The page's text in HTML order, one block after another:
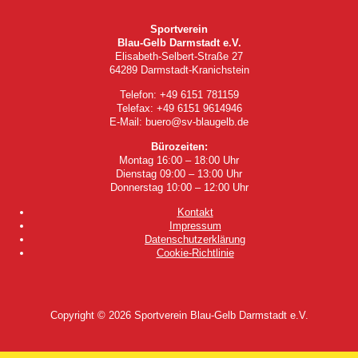
Sportverein
Blau-Gelb Darmstadt e.V.
Elisabeth-Selbert-Straße 27
64289 Darmstadt-Kranichstein
Telefon: +49 6151 781159
Telefax: +49 6151 9614946
E-Mail: buero@sv-blaugelb.de
Bürozeiten:
Montag 16:00 – 18:00 Uhr
Dienstag 09:00 – 13:00 Uhr
Donnerstag 10:00 – 12:00 Uhr
Kontakt
Impressum
Datenschutzerklärung
Cookie-Richtlinie
Copyright © 2026 Sportverein Blau-Gelb Darmstadt e.V.